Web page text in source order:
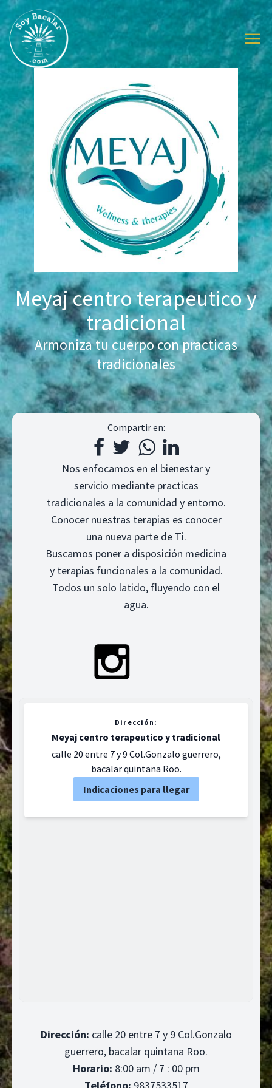
Meyaj centro terapeutico y
tradicional
Armoniza tu cuerpo con practicas
tradicionales
Compartir en:
Nos enfocamos en el bienestar y
servicio mediante practicas
tradicionales a la comunidad y entorno.
Conocer nuestras terapias es conocer
una nueva parte de Ti.
Buscamos poner a disposición medicina
y terapias funcionales a la comunidad.
Todos un solo latido, fluyendo con el
agua.
Dirección:
Meyaj centro terapeutico y tradicional
calle 20 entre 7 y 9 Col.Gonzalo guerrero,
bacalar quintana Roo.
Indicaciones para llegar
Dirección: calle 20 entre 7 y 9 Col.Gonzalo
guerrero, bacalar quintana Roo.
Horario: 8:00 am / 7 : 00 pm